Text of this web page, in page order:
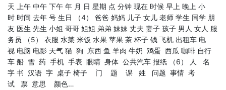
天 上午 中午 下午 年 月 日 星期 点 分钟 现在 时候 早上 晚上 小
时 时间 去年 号 生日 （4） 爸爸 妈妈 儿子 女儿 老师 学生 同学 朋
友 医生 先生 小姐 哥哥 姐姐 弟弟 妹妹 丈夫 妻子 孩子 男人 女人 服
务员 （5） 衣服 水菜 米饭 水果 苹果 茶 杯子 钱 飞机 出租车 电
视 电脑 电影 天气 猫 狗 东西 鱼 羊肉 牛奶 鸡蛋 西瓜 咖啡 自行
车 船 雪 药 手机 手表 眼睛 身体 公共汽车 报纸 （6） 人 名
字 书 汉语 字 桌子 椅子 门 题 课 姓 问题 事情 考
试 票 意思 颜色…